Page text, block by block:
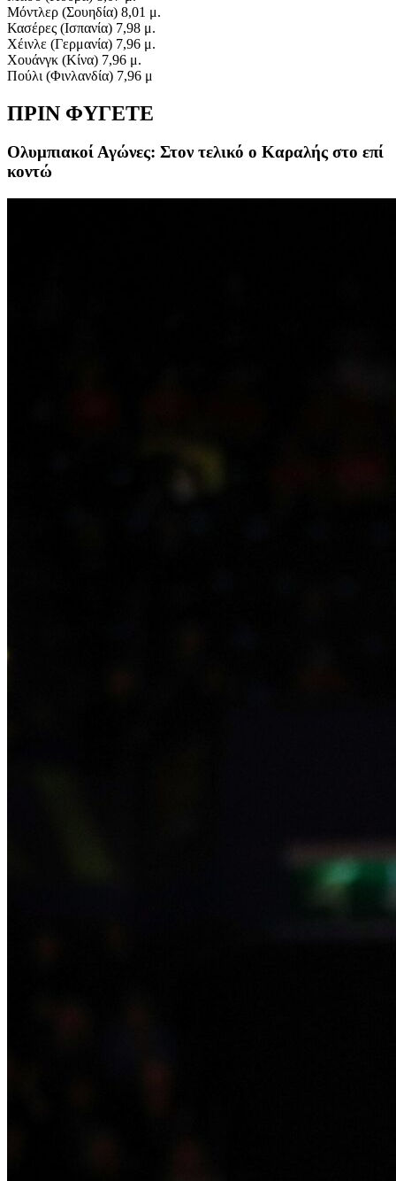
Μόντλερ (Σουηδία) 8,01 μ.
Κασέρες (Ισπανία) 7,98 μ.
Χέινλε (Γερμανία) 7,96 μ.
Χουάνγκ (Κίνα) 7,96 μ.
Πούλι (Φινλανδία) 7,96 μ
ΠΡΙΝ ΦΥΓΕΤΕ
Ολυμπιακοί Αγώνες: Στον τελικό ο Καραλής στο επί
κοντώ